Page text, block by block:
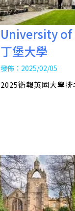
University
丁堡大學
發佈：2025/02/05
2025衛報英國大學